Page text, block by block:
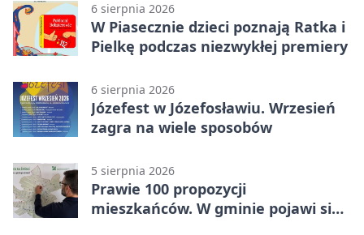
6 sierpnia 2026
W Piasecznie dzieci poznają Ratka i
Pielkę podczas niezwykłej premiery
6 sierpnia 2026
Józefest w Józefosławiu. Wrzesień
zagra na wiele sposobów
5 sierpnia 2026
Prawie 100 propozycji
mieszkańców. W gminie pojawi się